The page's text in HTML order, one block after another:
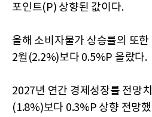
포인트(P) 상향된 값이다.
올해 소비자물가 상승률의 또
2월(2.2%)보다 0.5%P 올랐다.
2027년 연간 경제성장률 전망
(1.8%)보다 0.3%P 상향 전망